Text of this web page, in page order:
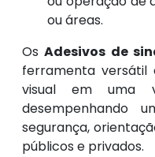
ou áreas.
OsAdesivos de
ferramenta versátil
visual em uma
desempenhando
segurança,
públicos e privados.